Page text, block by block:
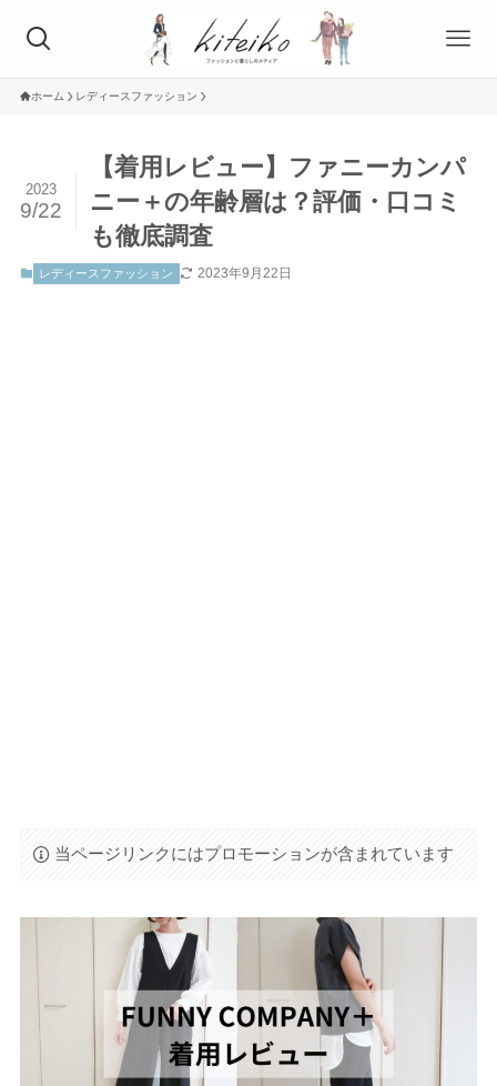
ホーム レディースファッション
【着用レビュー】ファニーカンパ
ニー＋の年齢層は？評価・口コミ
も徹底調査
2023
9/22
レディースファッション 2023年9月22日
当ページリンクにはプロモーションが含まれています